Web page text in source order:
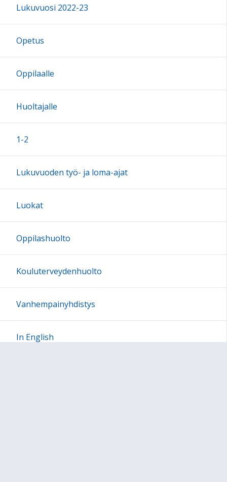
16:00
17:00
18:00
22:00
23:00
Lukuvuosi 2022-23
Opetus
Oppilaalle
Huoltajalle
1-2
Lukuvuoden työ- ja loma-ajat
Luokat
Oppilashuolto
Kouluterveydenhuolto
Vanhempainyhdistys
In English